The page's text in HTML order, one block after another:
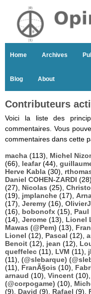
Home Archives
Blog About
Contributeurs
Voici la liste des
commentaires. Vous
commentaires dans cette
macha (113), Michel
(66), leafar(44),
Herve Kabla (30),
Daniel COHEN-ZARDI
(27), Nicolas (25),
(19), jmplanche (17),
(17), Jeremy (16), OlivierJ
(16), bobonofx (15), Paul
(14), Jerome (13), Lionel
Mawas (@Pem) (13),
Lionel (12), Pascal (12),
Benoit (12), jean (12),
queffelec (11), LVM (11),
(11), (@slebarque)
(11), FranÃ§ois (10),
arnaud (10), Vincent (10),
(@corpogame) (10),
(9), David (9), Rafael (9),